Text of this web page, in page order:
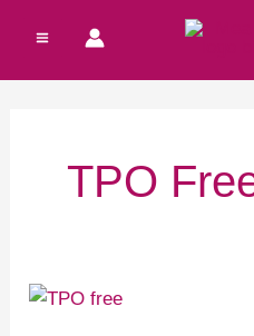
sadržaj
TPO
ZABRANA
TPO-
Total: